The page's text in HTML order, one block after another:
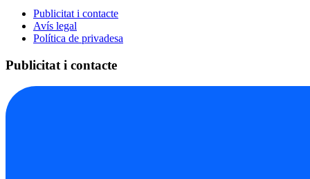
Publicitat i contacte
Avís legal
Política de privadesa
Publicitat i contacte